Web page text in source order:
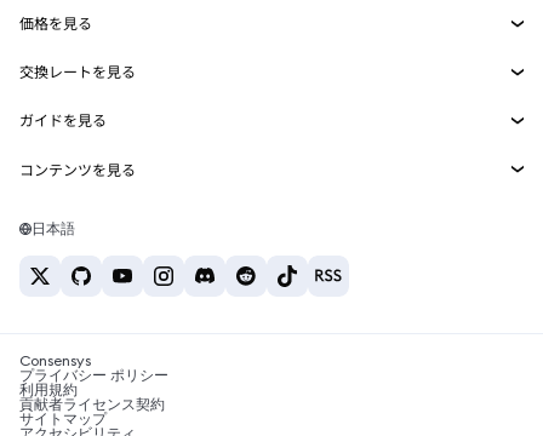
MetaMask Connect
Snaps
Web3サービス
セキュリティ
サポート
キャリア
お問い合わせ
価格を見る
イーサリアムの価格
Solanaの価格
Tetherの価格
交換レートを見る
ETH→USD
USDT→INR
BTC→INR
ETH→USDT
ガイドを見る
ETHの購入
USDTの購入
SHIBの購入
BNBの購入
コンテンツを見る
Solanaウォレット
税制関連ニュース
暗号資産の購入方法は？
日本語
Consensys
プライバシー ポリシー
利用規約
貢献者ライセンス契約
サイトマップ